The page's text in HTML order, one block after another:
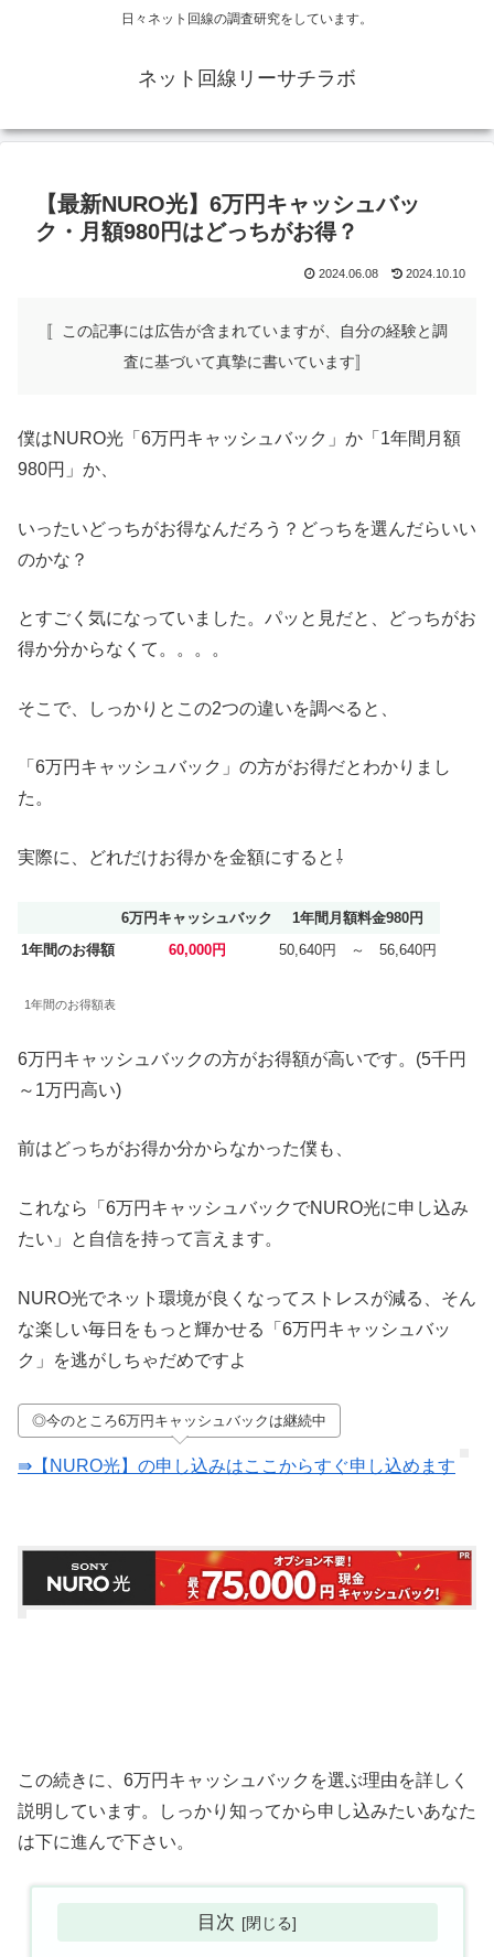
日々ネット回線の調査研究をしています。
ネット回線リーサチラボ
【最新NURO光】6万円キャッシュバッ
ク・月額980円はどっちがお得？
2024.06.08 2024.10.10
〚この記事には広告が含まれていますが、自分の経験と調
査に基づいて真摯に書いています〛
僕はNURO光「6万円キャッシュバック」か「1年間月額
980円」か、
いったいどっちがお得なんだろう？どっちを選んだらいい
のかな？
とすごく気になっていました。パッと見だと、どっちがお
得か分からなくて。。。。
そこで、しっかりとこの2つの違いを調べると、
「6万円キャッシュバック」の方がお得だとわかりまし
た。
実際に、どれだけお得かを金額にすると⇩
6万円キャッシュバック
1年間月額料金980円
1年間のお得額
60,000円 50,640円 ～ 56,640円
1年間のお得額表
6万円キャッシュバックの方がお得額が高いです。(5千円
～1万円高い)
前はどっちがお得か分からなかった僕も、
これなら「6万円キャッシュバックでNURO光に申し込み
たい」と自信を持って言えます。
NURO光でネット環境が良くなってストレスが減る、そん
な楽しい毎日をもっと輝かせる「6万円キャッシュバッ
ク」を逃がしちゃだめですよ
◎今のところ6万円キャッシュバックは継続中
⇛【NURO光】の申し込みはここからすぐ申し込めます
この続きに、6万円キャッシュバックを選ぶ理由を詳しく
説明しています。しっかり知ってから申し込みたいあなた
は下に進んで下さい。
目次